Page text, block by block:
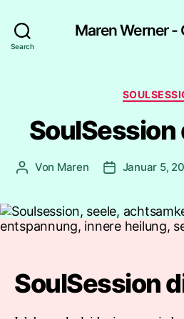
Search
Maren Werner -
SoulSession
Beitragsautor
Von Maren Beitragsdatum
Januar 5,
SoulSession